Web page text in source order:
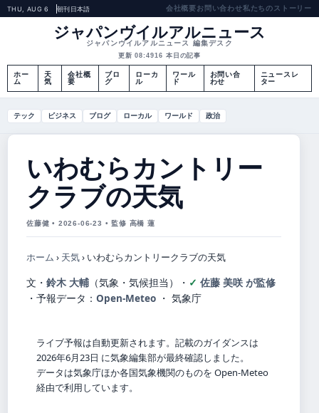
THU, AUG 6 朝刊日本語 会社概要お問い合わせ私たちのストーリー
ジャパンヴイルアルニュース
ジャパンヴイルアルニュース 編集デスク
更新 08:4916 本日の記事
ホー
ム
天
気
会社概
要
ブロ
グ
ローカ
ル
ワール
ド
お問い合
わせ
ニュースレ
ター
テック ビジネス ブログ ローカル ワールド 政治
いわむらカントリー
クラブの天気
佐藤健 • 2026-06-23 • 監修 高橋 蓮
ホーム › 天気› いわむらカントリークラブの天気
文・ 鈴木 大輔 （気象・気候担当） ・
佐藤 美咲 が監修
・ 予報データ： Open-Meteo ・ 気象庁
ライブ予報は自動更新されます。記載のガイダンスは
2026年6月23日 に気象編集部が最終確認しました。
データは気象庁ほか各国気象機関のものを Open-Meteo
経由で利用しています。